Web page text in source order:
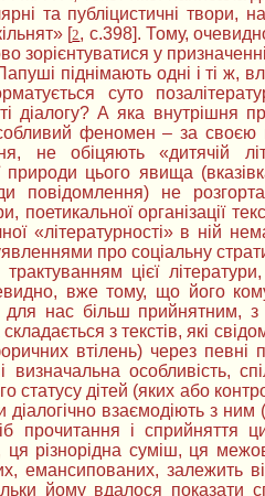
та публіцистичні
[2, с.398]. Тому,
зорієнтуватися у
піднімають одні і ті ж,
суто
діалогу? А яка внутрішня
феномен – за своєю
не обіцяють «дитячій
цього явища
повідомлення) не
поетикальної
«літературності» в ній
про соціальну
цієї
вже тому, що його
нас більш прийнятним,
з текстів, які
втілень) через певні
визначальна особливість,
статусу дітей (яких або
діалогічно взаємодіють з
прочитання і сприйняття
різнорідна суміш, ця
емансипованих, залежить
йому вдалося